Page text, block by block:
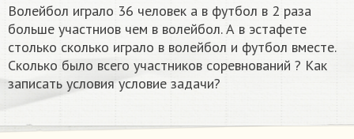
Волейбол играло 36 человек а в футбол в 2 раза
больше участниов чем в волейбол. А в эстафете
столько сколько играло в волейбол и футбол вместе.
Сколько было всего участников соревнований ? Как
записать условия условие задачи?